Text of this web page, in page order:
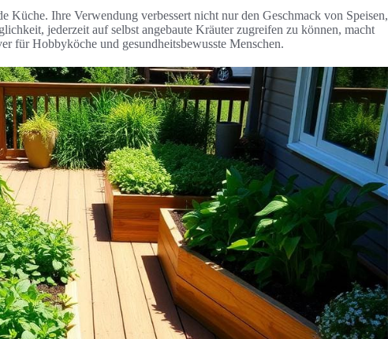
Küche. Ihre Verwendung verbessert nicht nur den Geschmack von Speisen,
jederzeit auf selbst angebaute Kräuter zugreifen zu können, macht
für Hobbyköche und gesundheitsbewusste Menschen.